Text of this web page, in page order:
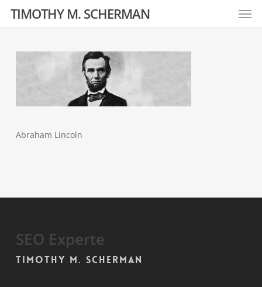
Skip
content
TIMOTHY M. SCHERMAN
Abraham Lincoln
SEO Experte
Timothy M. Scherman